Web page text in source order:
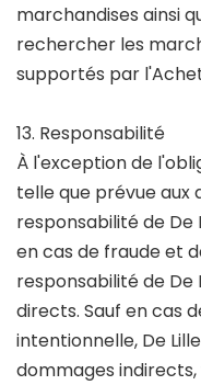
marchandises ainsi
rechercher les
supportés par
13. Responsabilité
À l'exception de
telle que prévue aux
responsabilité de
en cas de fraude et
responsabilité de De
directs. Sauf en cas
intentionnelle, De
dommages